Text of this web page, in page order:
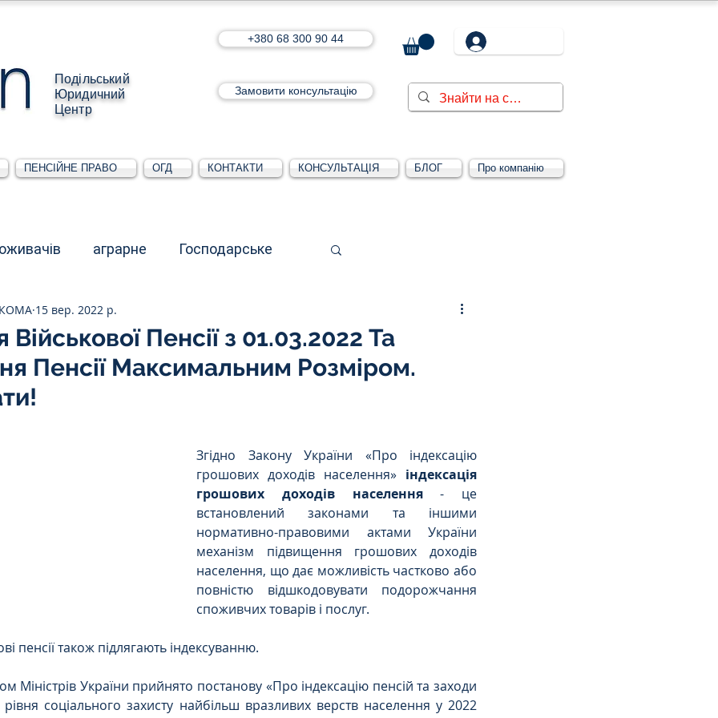
Подільський
Юридичний
Центр
+380 68 300 90 44
Замовити консультацію
ПЕНСІЙНЕ ПРАВО ОГД КОНТАКТИ КОНСУЛЬТАЦІЯ БЛОГ Про компанію
аграрне Господарське
Для юридичних осіб
Інтелектуальна власність
Призовнику
Військове право Кримінальне
Військової Пенсії з 01.03.2022 Та
Пенсії Максимальним Розміром.
15 вер. 2022 р.
Згідно Закону України «Про індексацію
грошових доходів населення» індексація
грошових доходів населення - це
встановлений законами та іншими
нормативно-правовими актами України
механізм підвищення грошових доходів
населення, що дає можливість частково або
повністю відшкодовувати подорожчання
споживчих товарів і послуг.
пенсії також підлягають індексуванню.
Міністрів України прийнято постанову «Про індексацію пенсій та заходи
соціального захисту найбільш вразливих верств населення у 2022